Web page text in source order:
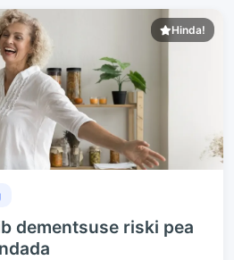
Hinda!
dementsuse riski pea